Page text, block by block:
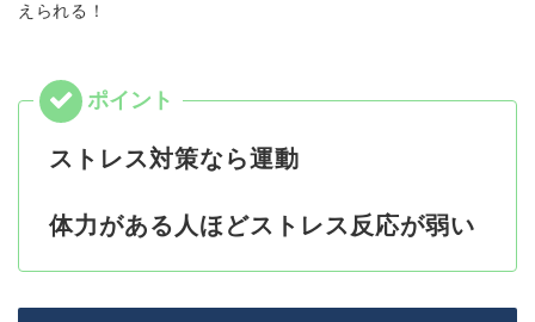
えられる！
ストレス対策なら運動
体力がある人ほどストレス反応が弱い